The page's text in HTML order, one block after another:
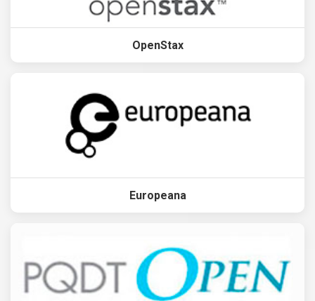
OpenStax
Europeana